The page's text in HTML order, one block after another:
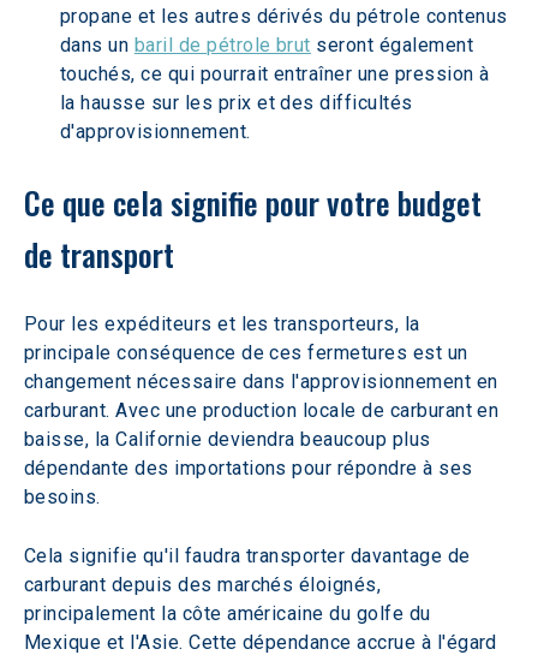
propane et les autres dérivés du pétrole contenus
dans un baril de pétrole brut seront également
touchés, ce qui pourrait entraîner une pression à
la hausse sur les prix et des difficultés
d'approvisionnement.
Ce que cela signifie pour votre budget
de transport
Pour les expéditeurs et les transporteurs, la
principale conséquence de ces fermetures est un
changement nécessaire dans l'approvisionnement en
carburant. Avec une production locale de carburant en
baisse, la Californie deviendra beaucoup plus
dépendante des importations pour répondre à ses
besoins.
Cela signifie qu'il faudra transporter davantage de
carburant depuis des marchés éloignés,
principalement la côte américaine du golfe du
Mexique et l'Asie. Cette dépendance accrue à l'égard